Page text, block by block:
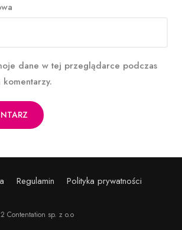
dane w tej przeglądarce podczas
Regulamin Polityka prywatności
Contentation sp. z o.o